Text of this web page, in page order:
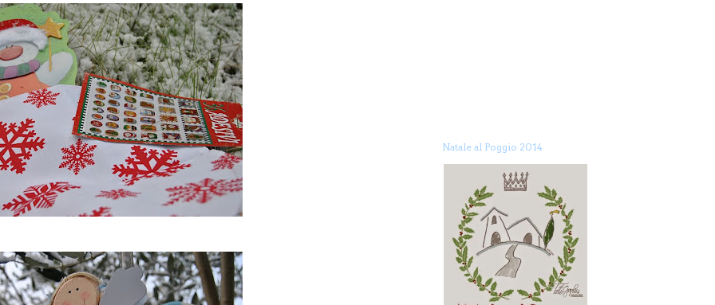
Natale al Poggio 2014